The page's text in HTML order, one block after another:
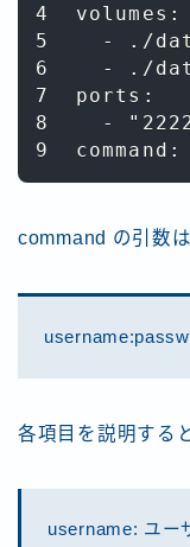
4  volumes:
5    - ./
6    - ./
7  ports:
8    -
command の引数
各項目を説明すると
username: ユー